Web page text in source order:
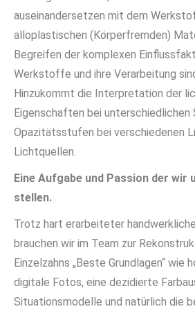
auseinandersetzen mit dem
alloplastischen (Körperfremden)
Begreifen der komplexen
Werkstoffe und ihre Verarbeitung
Hinzukommt die Interpretation der
Eigenschaften bei unterschiedlichen
Opazitätsstufen bei verschiedenen
Lichtquellen.
Eine Aufgabe und Passion der wir
stellen.
Trotz hart erarbeiteter
brauchen wir im Team zur
Einzelzahns „Beste Grundlagen“ wie
digitale Fotos, eine dezidierte
Situationsmodelle und natürlich die